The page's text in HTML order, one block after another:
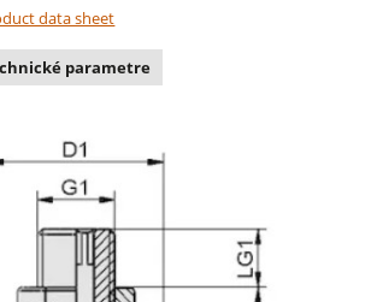
data sheet
parametre